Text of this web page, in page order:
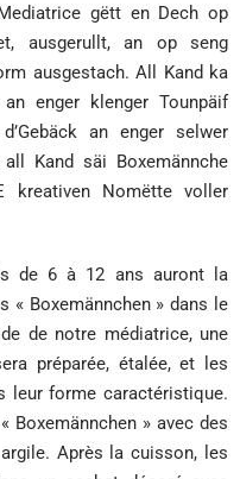
gëtt en Dech op
ausgerullt, an op seng
ausgestach. All Kand ka
enger klenger Tounpäif
an enger selwer
Kand säi Boxemännche
kreativen Nomëtte voller
de 6 à 12 ans auront la
« Boxemännchen » dans le
de notre médiatrice, une
préparée, étalée, et les
leur forme caractéristique.
Boxemännchen » avec des
Après la cuisson, les